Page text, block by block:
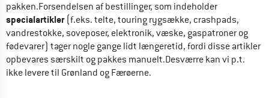
pakken.Forsendelsen af bestillinger, som indeholder
specialartikler (f.eks. telte, touring rygsække, crashpads,
vandrestokke, soveposer, elektronik, væske, gaspatroner og
fødevarer) tager nogle gange lidt længeretid, fordi disse artikler
opbevares særskilt og pakkes manuelt.Desværre kan vi p.t.
ikke levere til Grønland og Færøerne.